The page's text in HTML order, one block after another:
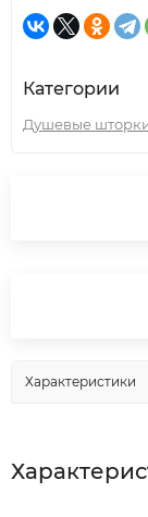
Категории
Душевые
Характеристики